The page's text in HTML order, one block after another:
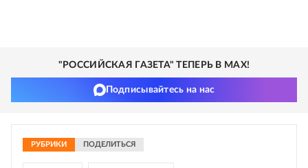
"РОССИЙСКАЯ ГАЗЕТА" ТЕПЕРЬ В MAX!
Подписывайтесь на нас
РУБРИКИ ПОДЕЛИТЬСЯ